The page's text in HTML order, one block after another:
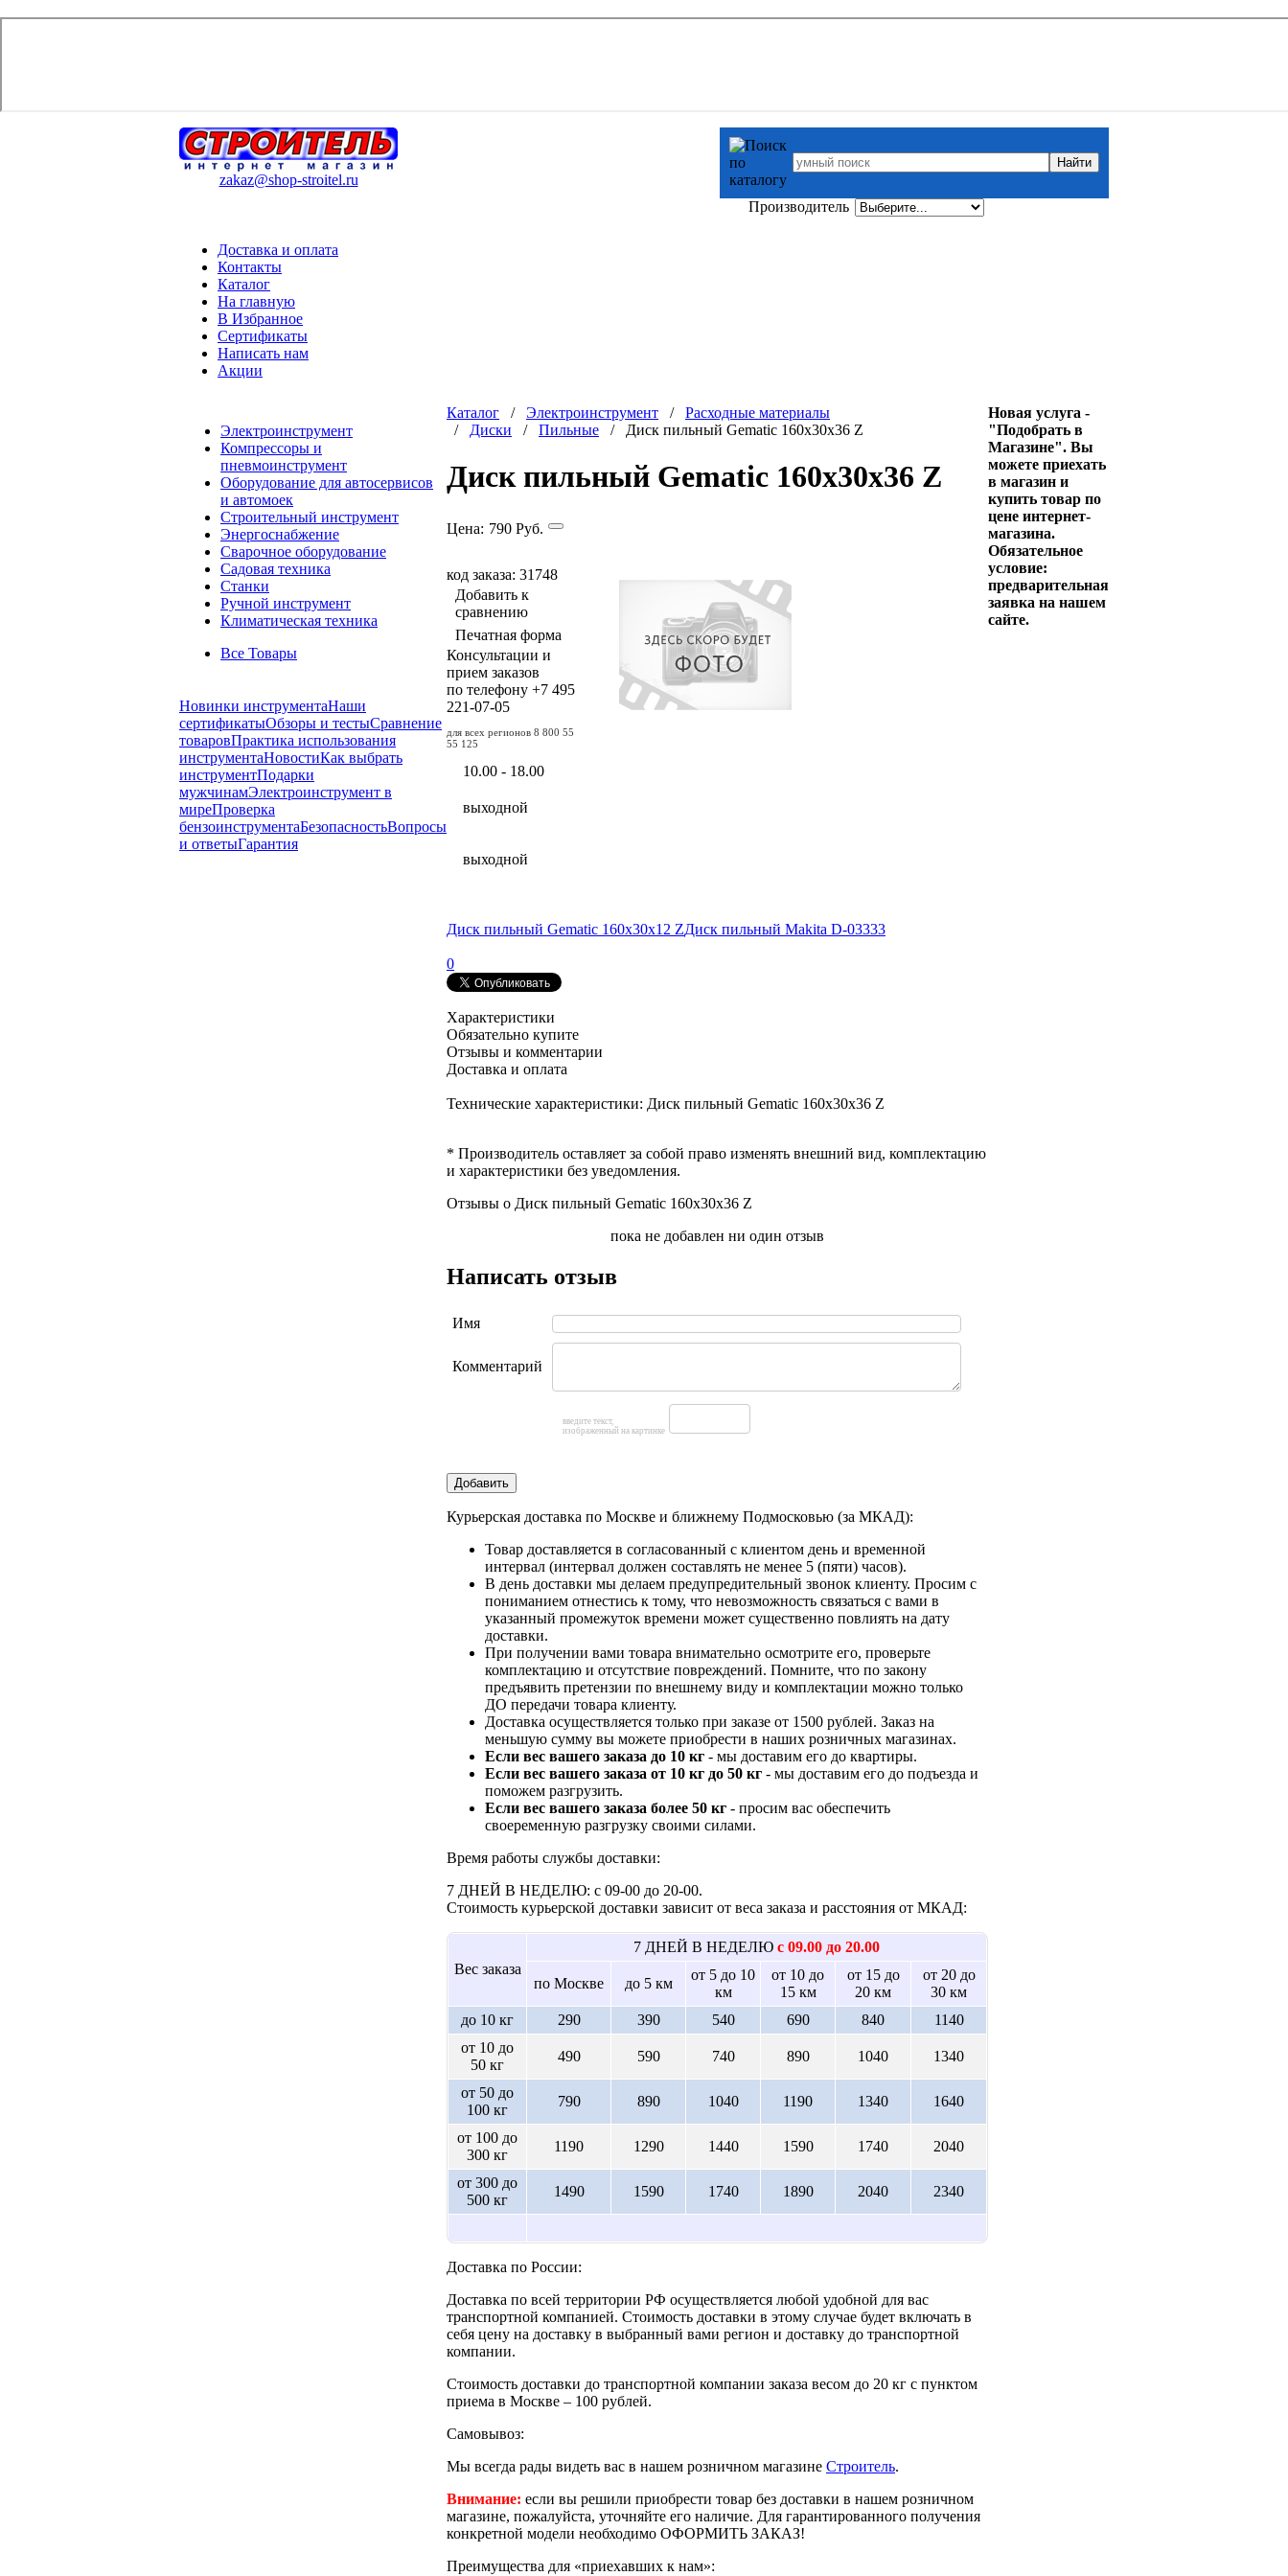
zakaz@shop-stroitel.ru
Производитель
Доставка и оплата
Контакты
Каталог
На главную
В Избранное
Сертификаты
Написать нам
Акции
Электроинструмент
Компрессоры и
пневмоинструмент
Оборудование для автосервисов
и автомоек
Строительный инструмент
Энергоснабжение
Сварочное оборудование
Садовая техника
Станки
Ручной инструмент
Климатическая техника
Все Товары
Новинки инструментаНаши
сертификатыОбзоры и тестыСравнение
товаровПрактика использования
инструментаНовостиКак выбрать
инструментПодарки
мужчинамЭлектроинструмент в
миреПроверка
бензоинструментаБезопасностьВопросы
и ответыГарантия
Каталог / Электроинструмент / Расходные материалы
/ Диски / Пильные / Диск пильный Gematic 160x30x36 Z
Диск пильный Gematic 160x30x36 Z
Цена: 790 Руб.
код заказа: 31748
Добавить к
сравнению
Печатная форма
Консультации и
прием заказов
по телефону +7 495
221-07-05
для всех регионов 8 800 55
55 125
10.00 - 18.00
выходной
выходной
Диск пильный Gematic 160x30x12 ZДиск пильный Makita D-03333
0
Характеристики
Обязательно купите
Отзывы и комментарии
Доставка и оплата
Технические характеристики: Диск пильный Gematic 160x30x36 Z
* Производитель оставляет за собой право изменять внешний вид, комплектацию
и характеристики без уведомления.
Отзывы о Диск пильный Gematic 160x30x36 Z
пока не добавлен ни один отзыв
Написать отзыв
Имя
Комментарий
введите текст,
изображенный на картинке
Добавить
Курьерская доставка по Москве и ближнему Подмосковью (за МКАД):
Товар доставляется в согласованный с клиентом день и временной
интервал (интервал должен составлять не менее 5 (пяти) часов).
В день доставки мы делаем предупредительный звонок клиенту. Просим с
пониманием отнестись к тому, что невозможность связаться с вами в
указанный промежуток времени может существенно повлиять на дату
доставки.
При получении вами товара внимательно осмотрите его, проверьте
комплектацию и отсутствие повреждений. Помните, что по закону
предъявить претензии по внешнему виду и комплектации можно только
ДО передачи товара клиенту.
Доставка осуществляется только при заказе от 1500 рублей. Заказ на
меньшую сумму вы можете приобрести в наших розничных магазинах.
Если вес вашего заказа до 10 кг - мы доставим его до квартиры.
Если вес вашего заказа от 10 кг до 50 кг - мы доставим его до подъезда и
поможем разгрузить.
Если вес вашего заказа более 50 кг - просим вас обеспечить
своеременную разгрузку своими силами.
Время работы службы доставки:
7 ДНЕЙ В НЕДЕЛЮ: с 09-00 до 20-00.
Стоимость курьерской доставки зависит от веса заказа и расстояния от МКАД:
Вес заказа
7 ДНЕЙ В НЕДЕЛЮ с 09.00 до 20.00
по Москве до 5 км
от 5 до 10
км
от 10 до
15 км
от 15 до
20 км
от 20 до
30 км
до 10 кг
290 390 540 690 840
1140
от 10 до
50 кг
490 590 740 890 1040 1340
от 50 до
100 кг
790 890 1040 1190 1340 1640
от 100 до
300 кг
1190 1290 1440 1590 1740 2040
от 300 до
500 кг
1490 1590 1740 1890 2040 2340
Доставка по России:
Доставка по всей территории РФ осуществляется любой удобной для вас
транспортной компанией. Стоимость доставки в этому случае будет включать в
себя цену на доставку в выбранный вами регион и доставку до транспортной
компании.
Стоимость доставки до транспортной компании заказа весом до 20 кг с пунктом
приема в Москве – 100 рублей.
Самовывоз:
Мы всегда рады видеть вас в нашем розничном магазине Строитель.
Внимание: если вы решили приобрести товар без доставки в нашем розничном
магазине, пожалуйста, уточняйте его наличие. Для гарантированного получения
конкретной модели необходимо ОФОРМИТЬ ЗАКАЗ!
Преимущества для «приехавших к нам»:
Новая услуга -
"Подобрать в
Магазине". Вы
можете приехать
в магазин и
купить товар по
цене интернет-
магазина.
Обязательное
условие:
предварительная
заявка на нашем
сайте.